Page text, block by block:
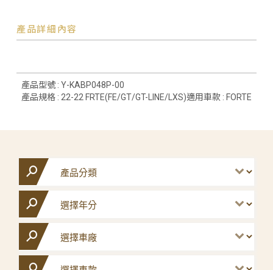
產品詳細內容
產品型號 : Y-KABP048P-00
產品規格 : 22-22 FRTE(FE/GT/GT-LINE/LXS)適用車款 : FORTE